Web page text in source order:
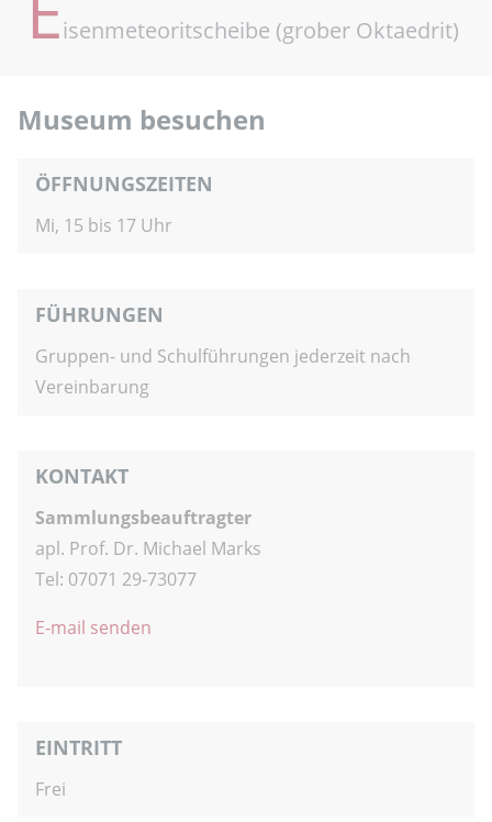
isenmeteoritscheibe (grober Oktaedrit)
Museum besuchen
ÖFFNUNGSZEITEN
Mi, 15 bis 17 Uhr
FÜHRUNGEN
Gruppen- und Schulführungen jederzeit nach
Vereinbarung
KONTAKT
Sammlungsbeauftragter
apl. Prof. Dr. Michael Marks
Tel: 07071 29-73077
E-mail senden
EINTRITT
Frei